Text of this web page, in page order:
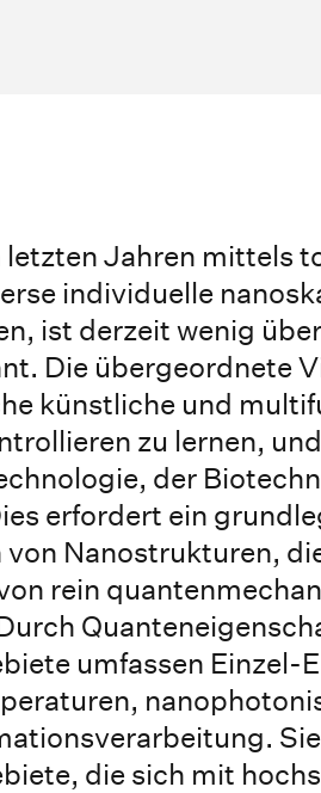
letzten Jahren mittels
individuelle
ist derzeit wenig
Die übergeordnete
künstliche und
zu lernen,
der
erfordert ein
von Nanostrukturen,
rein
umfassen
die sich mit